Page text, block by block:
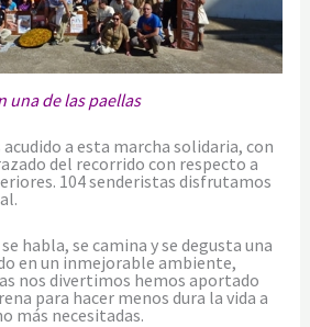
una de las paellas
a esta marcha solidaria, con
del recorrido con respecto a
104 senderistas disfrutamos
habla, se camina y se degusta una
en un inmejorable ambiente,
nos divertimos hemos aportado
para hacer menos dura la vida a
más necesitadas.